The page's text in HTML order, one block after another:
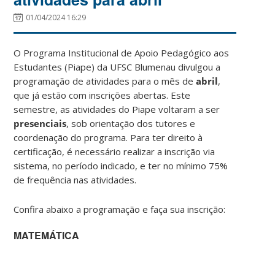
01/04/2024 16:29
O Programa Institucional de Apoio Pedagógico aos
Estudantes (Piape) da UFSC Blumenau divulgou a
programação de atividades para o mês deabril,
que já estão com inscrições abertas. Este
semestre, as atividades do Piape voltaram a ser
presenciais, sob orientação dos tutores e
coordenação do programa. Para ter direito à
certificação, é necessário realizar a inscrição via
sistema, no período indicado, e ter no mínimo 75%
de frequência nas atividades.
Confira abaixo a programação e faça sua inscrição:
MATEMÁTICA